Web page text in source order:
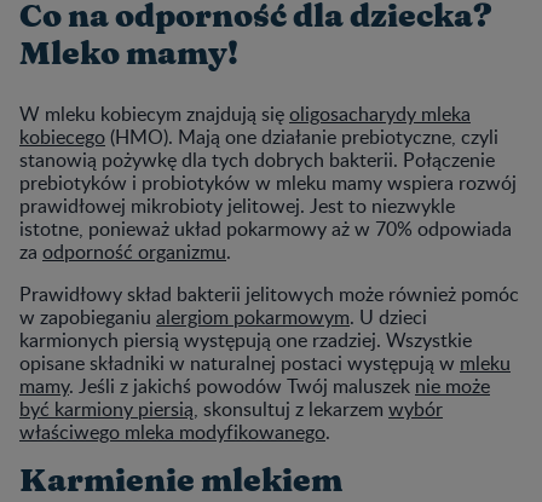
Co na odporność dla dziecka?
Mleko mamy!
W mleku kobiecym znajdują sięoligosacharydy mleka
kobiecego(HMO). Mają one działanie prebiotyczne, czyli
stanowią pożywkę dla tych dobrych bakterii. Połączenie
prebiotyków i probiotyków w mleku mamy wspiera rozwój
prawidłowej mikrobioty jelitowej. Jest to niezwykle
istotne, ponieważ układ pokarmowy aż w 70% odpowiada
za odporność organizmu.
Prawidłowy skład bakterii jelitowych może również pomóc
w zapobieganiu alergiom pokarmowym. U dzieci
karmionych piersią występują one rzadziej. Wszystkie
opisane składniki w naturalnej postaci występują w mleku
mamy. Jeśli z jakichś powodów Twój maluszek nie może
być karmiony piersią, skonsultuj z lekarzem wybór
właściwego mleka modyfikowanego.
Karmienie mlekiem